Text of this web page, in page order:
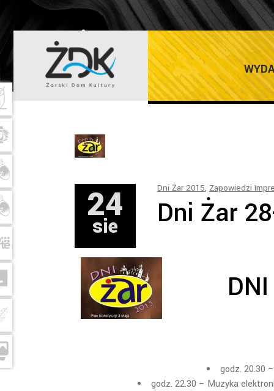
ŻARSKI DOM
24
sie
Dni Żar 2015, Zapowiedzi
Dni Żar
godz. 20.30
godz. 22.30 – Muzyka